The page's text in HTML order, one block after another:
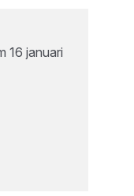
16 januari